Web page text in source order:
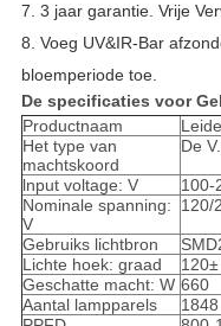
7. 3 jaar garantie. Vrije
8. Voeg UV&IR-Bar
bloemperiode toe.
De specificaties voor
Productnaam
Het type van
machtskoord
De
lnput voltage: V
100-
Nominale spanning:
V
120/
Gebruiks lichtbron
Lichte hoek: graad
Geschatte macht: W 660
Aantal lampparels
1848